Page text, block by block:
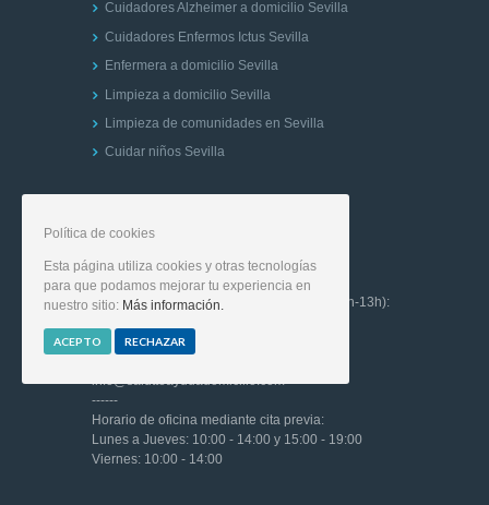
Cuidadores Alzheimer a domicilio Sevilla
Cuidadores Enfermos Ictus Sevilla
Enfermera a domicilio Sevilla
Limpieza a domicilio Sevilla
Limpieza de comunidades en Sevilla
Cuidar niños Sevilla
Contactar
Teléfono de contacto (L-V: 08h - 20h / S: 09h-13h):
------
------
Horario de oficina mediante cita previa:
Lunes a Jueves: 10:00 - 14:00 y 15:00 - 19:00
Viernes: 10:00 - 14:00
Política de cookies
Esta página utiliza cookies y otras tecnologías
para que podamos mejorar tu experiencia en
nuestro sitio: Más información.
ACEPTO RECHAZAR